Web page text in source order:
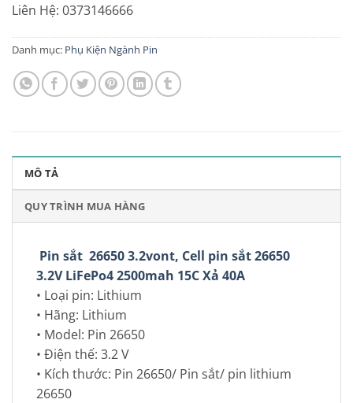
Liên Hệ: 0373146666
Danh mục: Phụ Kiện Ngành Pin
MÔ TẢ
QUY TRÌNH MUA HÀNG
Pin sắt 26650 3.2vont, Cell pin sắt 26650
3.2V LiFePo4 2500mah 15C Xả 40A
• Loại pin: Lithium
• Hãng: Lithium
• Model: Pin 26650
• Điện thế: 3.2 V
• Kích thước: Pin 26650/ Pin sắt/ pin lithium
26650